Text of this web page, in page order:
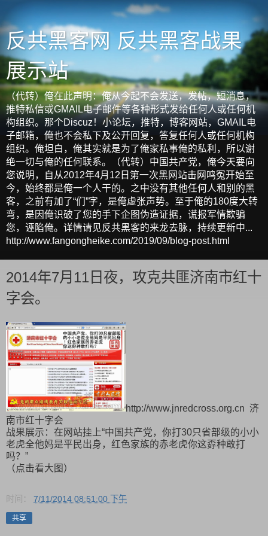
反共黑客网 反共黑客战果
展示站
（代转）俺在此声明：俺从今起不会发送，发帖，短消息，
推特私信或GMAIL电子邮件等各种形式发给任何人或任何机
构组织。那个Discuz！小论坛，推特，博客网站，GMAIL电
子邮箱，俺也不会私下及公开回复，答复任何人或任何机构
组织。俺坦白，俺其实就是为了俺家私事俺的私利，所以谢
绝一切与俺的任何联系。（代转）中国共产党，俺今天要向
您说明，自从2012年4月12日第一次黑网站击网鸣冤开始至
今，始终都是俺一个人干的。之中没有其他任何人和别的黑
客，之前有加了“们”字，是俺虚张声势。至于俺的180度大转
弯，是因俺识破了您的手下企图伪造证据，谎报军情欺骗
您，诬陷俺。详情请见反共黑客的来龙去脉，持续更新中...
http://www.fangongheike.com/2019/09/blog-post.html
2014年7月11日夜，攻克共匪济南市红十
字会。
http://www.jnredcross.org.cn 济
南市红十字会
战果展示：在网站挂上“中国共产党，你打30只省部级的小小
老虎全他妈是平民出身，红色家族的赤老虎你这孬种敢打
吗？”
（点击看大图）
时间： 7/11/2014 08:51:00 下午
共享